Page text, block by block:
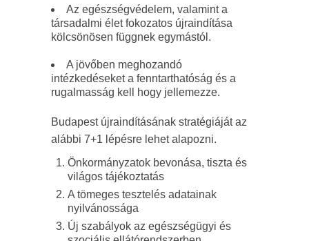
Az egészségvédelem, valamint a
társadalmi élet fokozatos újraindítása
kölcsönösen függnek egymástól.
A jövőben meghozandó
intézkedéseket a fenntarthatóság és a
rugalmasság kell hogy jellemezze.
Budapest újraindításának stratégiáját az
alábbi 7+1 lépésre lehet alapozni.
Önkormányzatok bevonása, tiszta és
világos tájékoztatás
A tömeges tesztelés adatainak
nyilvánossága
Új szabályok az egészségügyi és